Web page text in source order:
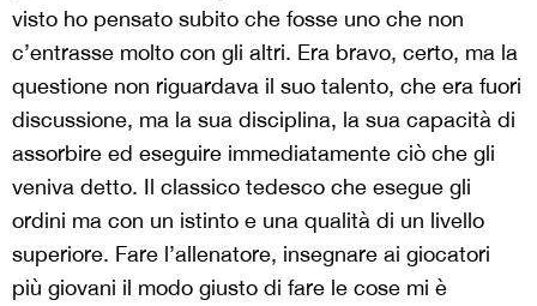
visto ho pensato subito che fosse uno che non
c’entrasse molto con gli altri. Era bravo, certo, ma la
questione non riguardava il suo talento, che era fuori
discussione, ma la sua disciplina, la sua capacità di
assorbire ed eseguire immediatamente ciò che gli
veniva detto. Il classico tedesco che esegue gli
ordini ma con un istinto e una qualità di un livello
superiore. Fare l’allenatore, insegnare ai giocatori
più giovani il modo giusto di fare le cose mi è